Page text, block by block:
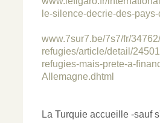
le-silence-decrie-des-
www.7sur7.be/7s7/fr/
refugies/article/detail/
refugies-mais-prete-a-
Allemagne.dhtml
La Turquie accueille -sauf